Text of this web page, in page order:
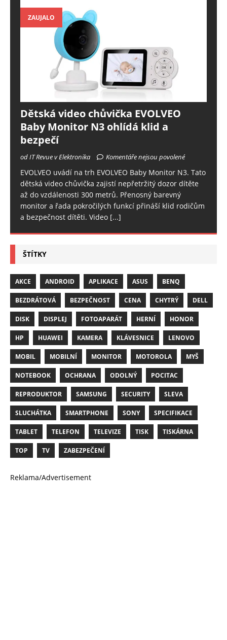
ZAUJALO
Dětská video chůvička EVOLVEO
Baby Monitor N3 ohlídá klid a
bezpečí
od IT Revue v Elektronika Komentáře nejsou povolené
EVOLVEO uvádí na trh EVOLVEO Baby Monitor N3. Tato
dětská video chůvička zajistí nepřetržitý dozor dítěte
až do vzdálenosti 300 metrů. Přenosný barevný
monitor a řada pokročilých funkcí přináší klid rodičům
a bezpečnost dítěti. Video [...]
ŠTÍTKY
AKCE ANDROID APLIKACE ASUS BENQ
BEZDRÁTOVÁ BEZPEČNOST CENA CHYTRÝ DELL
DISK DISPLEJ FOTOAPARÁT HERNÍ HONOR
HP HUAWEI KAMERA KLÁVESNICE LENOVO
MOBIL MOBILNÍ MONITOR MOTOROLA MYŠ
NOTEBOOK OCHRANA ODOLNÝ POCITAC
REPRODUKTOR SAMSUNG SECURITY SLEVA
SLUCHÁTKA SMARTPHONE SONY SPECIFIKACE
TABLET TELEFON TELEVIZE TISK TISKÁRNA
TOP TV ZABEZPEČENÍ
Reklama/Advertisement